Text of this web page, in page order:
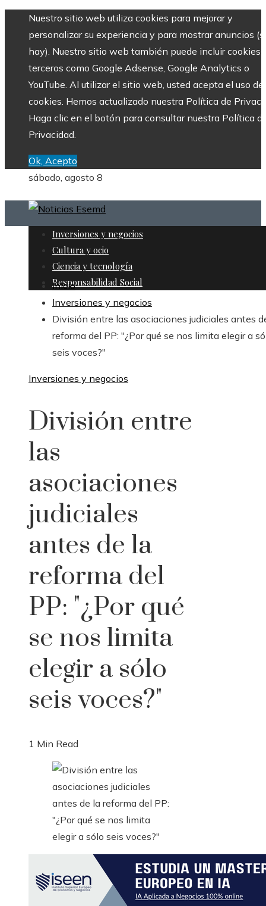
Nuestro sitio web utiliza cookies para mejorar y
personalizar su experiencia y para mostrar anuncios
hay). Nuestro sitio web también puede incluir cookies
terceros como Google Adsense, Google Analytics o
YouTube. Al utilizar el sitio web, usted acepta el uso de
cookies. Hemos actualizado nuestra Política de
Haga clic en el botón para consultar nuestra Política
Privacidad.
Ok, Acepto
sábado, agosto 8
Inversiones y negocios
Cultura y ocio
Ciencia y tecnología
Responsabilidad Social
Inicio
Inversiones y negocios
División entre las asociaciones judiciales antes
reforma del PP: "¿Por qué se nos limita elegir a
seis voces?"
Inversiones y negocios
División entre
las
asociaciones
judiciales
antes de la
reforma del
PP: "¿Por qué
se nos limita
elegir a sólo
seis voces?"
1 Min Read